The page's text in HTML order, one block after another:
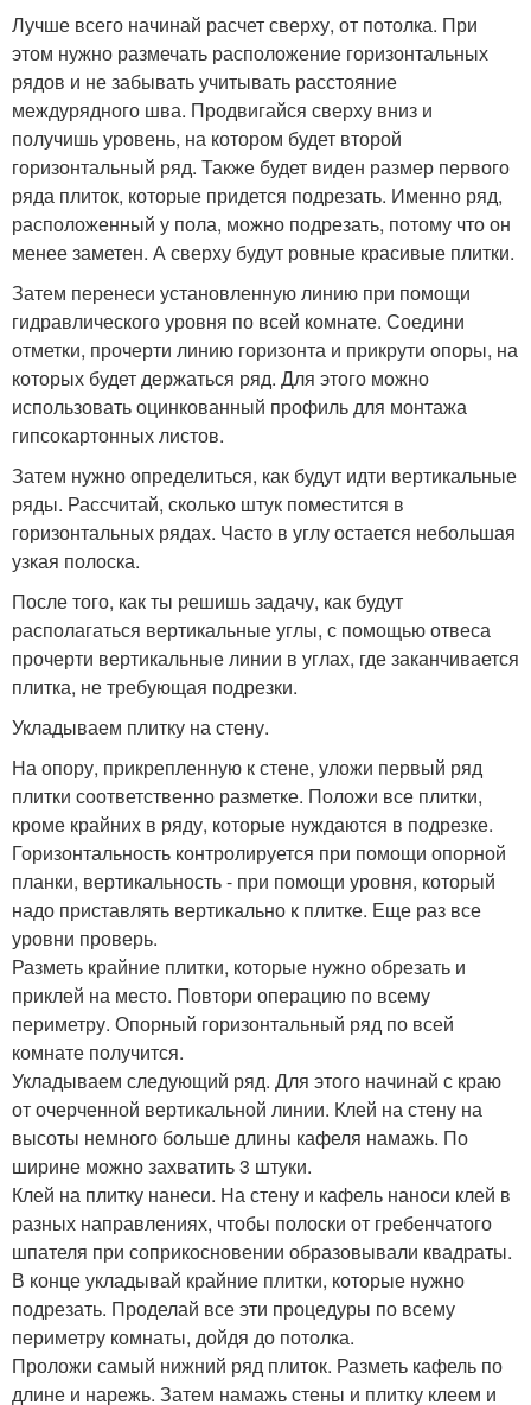
Лучше всего начинай расчет сверху, от потолка. При
этом нужно размечать расположение горизонтальных
рядов и не забывать учитывать расстояние
междурядного шва. Продвигайся сверху вниз и
получишь уровень, на котором будет второй
горизонтальный ряд. Также будет виден размер первого
ряда плиток, которые придется подрезать. Именно ряд,
расположенный у пола, можно подрезать, потому что он
менее заметен. А сверху будут ровные красивые плитки.
Затем перенеси установленную линию при помощи
гидравлического уровня по всей комнате. Соедини
отметки, прочерти линию горизонта и прикрути опоры, на
которых будет держаться ряд. Для этого можно
использовать оцинкованный профиль для монтажа
гипсокартонных листов.
Затем нужно определиться, как будут идти вертикальные
ряды. Рассчитай, сколько штук поместится в
горизонтальных рядах. Часто в углу остается небольшая
узкая полоска.
После того, как ты решишь задачу, как будут
располагаться вертикальные углы, с помощью отвеса
прочерти вертикальные линии в углах, где заканчивается
плитка, не требующая подрезки.
Укладываем плитку на стену.
На опору, прикрепленную к стене, уложи первый ряд
плитки соответственно разметке. Положи все плитки,
кроме крайних в ряду, которые нуждаются в подрезке.
Горизонтальность контролируется при помощи опорной
планки, вертикальность - при помощи уровня, который
надо приставлять вертикально к плитке. Еще раз все
уровни проверь.
Разметь крайние плитки, которые нужно обрезать и
приклей на место. Повтори операцию по всему
периметру. Опорный горизонтальный ряд по всей
комнате получится.
Укладываем следующий ряд. Для этого начинай с краю
от очерченной вертикальной линии. Клей на стену на
высоты немного больше длины кафеля намажь. По
ширине можно захватить 3 штуки.
Клей на плитку нанеси. На стену и кафель наноси клей в
разных направлениях, чтобы полоски от гребенчатого
шпателя при соприкосновении образовывали квадраты.
В конце укладывай крайние плитки, которые нужно
подрезать. Проделай все эти процедуры по всему
периметру комнаты, дойдя до потолка.
Проложи самый нижний ряд плиток. Разметь кафель по
длине и нарежь. Затем намажь стены и плитку клеем и